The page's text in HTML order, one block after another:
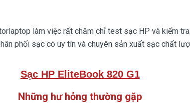
làm việc rất chăm chỉ test sạc HP và kiểm
phối sạc có uy tín và chuyên sản xuất sạc chất
Sạc HP EliteBook 820 G1
Những hư hỏng thường gặp